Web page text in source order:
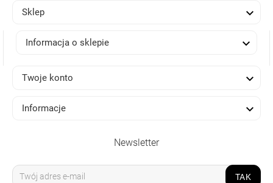
Sklep 
Informacja o sklepie 
Twoje konto 
Informacje 
Newsletter
TAK